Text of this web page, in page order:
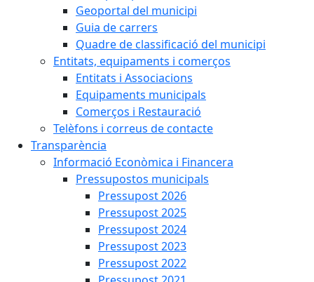
Geoportal del municipi
Guia de carrers
Quadre de classificació del municipi
Entitats, equipaments i comerços
Entitats i Associacions
Equipaments municipals
Comerços i Restauració
Telèfons i correus de contacte
Transparència
Informació Econòmica i Financera
Pressupostos municipals
Pressupost 2026
Pressupost 2025
Pressupost 2024
Pressupost 2023
Pressupost 2022